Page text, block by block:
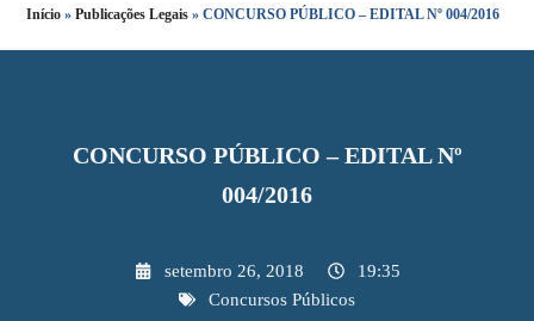
Início »Publicações Legais »CONCURSO PÚBLICO – EDITAL Nº 004/2016
CONCURSO PÚBLICO – EDITAL Nº
004/2016
setembro 26, 2018
19:35
Concursos Públicos